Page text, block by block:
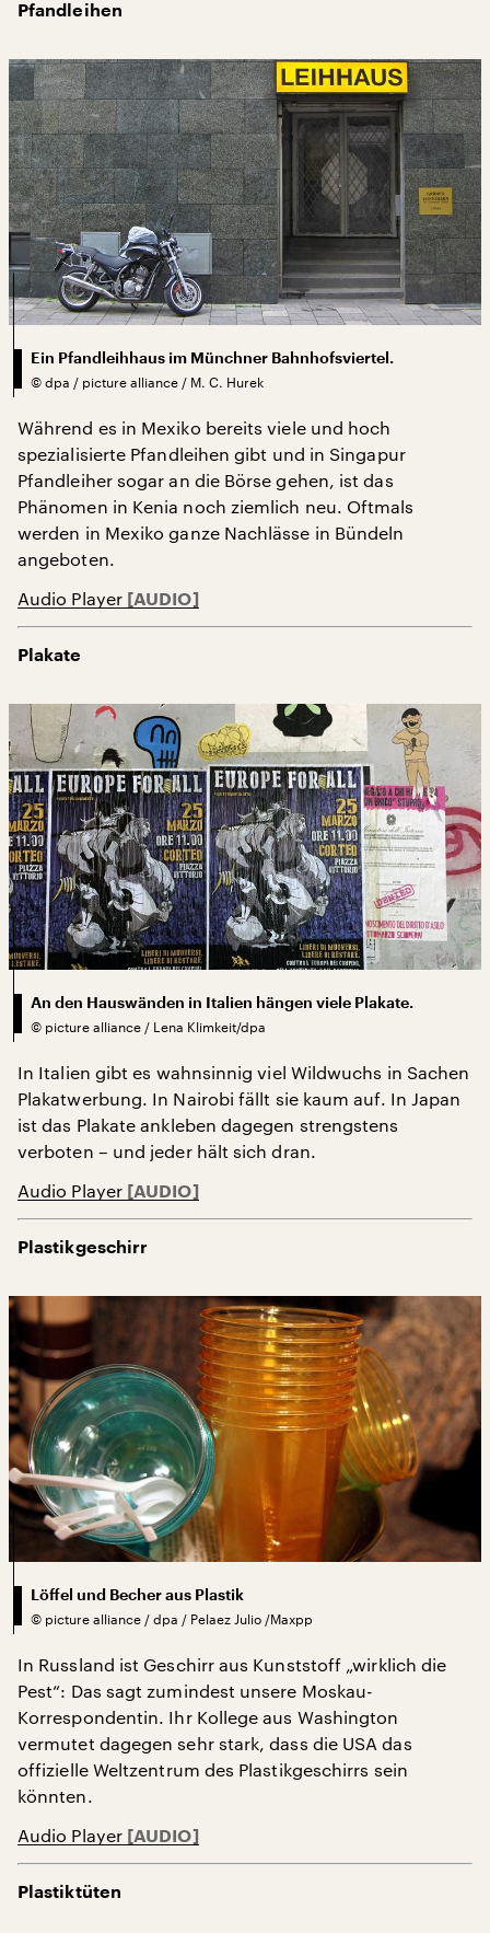
Pfandleihen
Ein Pfandleihhaus im Münchner Bahnhofsviertel.
© dpa / picture alliance / M. C. Hurek
Während es in Mexiko bereits viele und hoch
spezialisierte Pfandleihen gibt und in Singapur
Pfandleiher sogar an die Börse gehen, ist das
Phänomen in Kenia noch ziemlich neu. Oftmals
werden in Mexiko ganze Nachlässe in Bündeln
angeboten.
Audio Player
Plakate
An den Hauswänden in Italien hängen viele Plakate.
© picture alliance / Lena Klimkeit/dpa
In Italien gibt es wahnsinnig viel Wildwuchs in Sachen
Plakatwerbung. In Nairobi fällt sie kaum auf. In Japan
ist das Plakate ankleben dagegen strengstens
verboten – und jeder hält sich dran.
Audio Player
Plastikgeschirr
Löffel und Becher aus Plastik
© picture alliance / dpa / Pelaez Julio /Maxpp
In Russland ist Geschirr aus Kunststoff „wirklich die
Pest“: Das sagt zumindest unsere Moskau-
Korrespondentin. Ihr Kollege aus Washington
vermutet dagegen sehr stark, dass die USA das
offizielle Weltzentrum des Plastikgeschirrs sein
könnten.
Audio Player
Plastiktüten